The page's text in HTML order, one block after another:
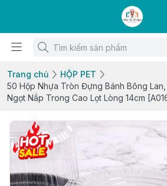
Trang chủ
HỘP PET
50 Hộp Nhựa Tròn Đựng Bánh Bông Lan,
Ngọt Nắp Trong Cao Lọt Lòng 14cm